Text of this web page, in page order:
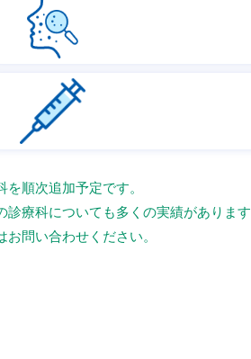
順次追加予定です。
診療科についても多くの実績がありま
お問い合わせください。